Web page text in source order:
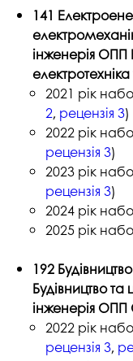
141
інженерія ОПП
2021 рік
2, рецензія 3)
2022 рік
рецензія 3)
2023 рік
рецензія 3)
2024 рік
2025 рік
192
Будівництво та
інженерія ОПП
2022 рік
рецензія 3,